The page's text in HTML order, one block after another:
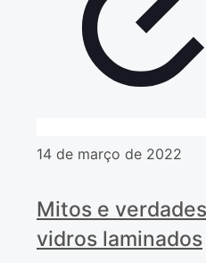
14 de março de 2022
Mitos e
vidros laminados